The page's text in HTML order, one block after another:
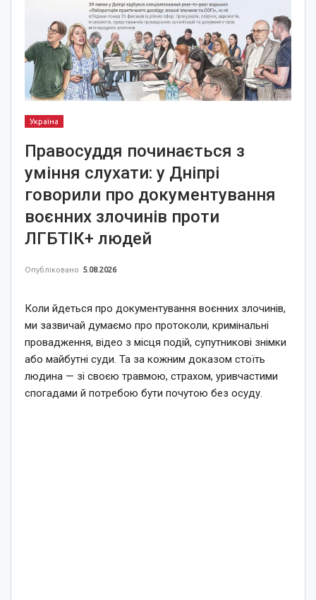
Україна
Правосуддя починається з
уміння слухати: у Дніпрі
говорили про документування
воєнних злочинів проти
ЛГБТІК+ людей
Опубліковано 5.08.2026
Коли йдеться про документування воєнних злочинів,
ми зазвичай думаємо про протоколи, кримінальні
провадження, відео з місця подій, супутникові знімки
або майбутні суди. Та за кожним доказом стоїть
людина — зі своєю травмою, страхом, уривчастими
спогадами й потребою бути почутою без осуду.